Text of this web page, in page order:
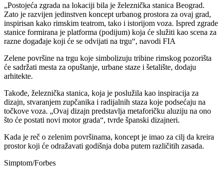
„Postojeća zgrada na lokaciji bila je železnička stanica Beograd.
Zato je razvijen jedinstven koncept urbanog prostora za ovaj grad,
inspirisan kako rimskim teatrom, tako i istorijom voza. Ispred zgrade
stanice formirana je platforma (podijum) koja će služiti kao scena za
razne događaje koji će se odvijati na trgu“, navodi FIA
Zelene površine na trgu koje simbolizuju tribine rimskog pozorišta
će sadržati mesta za opuštanje, urbane staze i šetalište, dodaju
arhitekte.
Takođe, železnička stanica, koja je poslužila kao inspiracija za
dizajn, stvaranjem zupčanika i radijalnih staza koje podsećaju na
točkove voza. „Ovaj dizajn predstavlja metaforičku aluziju na ono
što će postati novi motor grada“, tvrde španski dizajneri.
Kada je reč o zelenim površinama, koncept je imao za cilj da kreira
prostor koji će odražavati godišnja doba putem različitih zasada.
Simptom/Forbes